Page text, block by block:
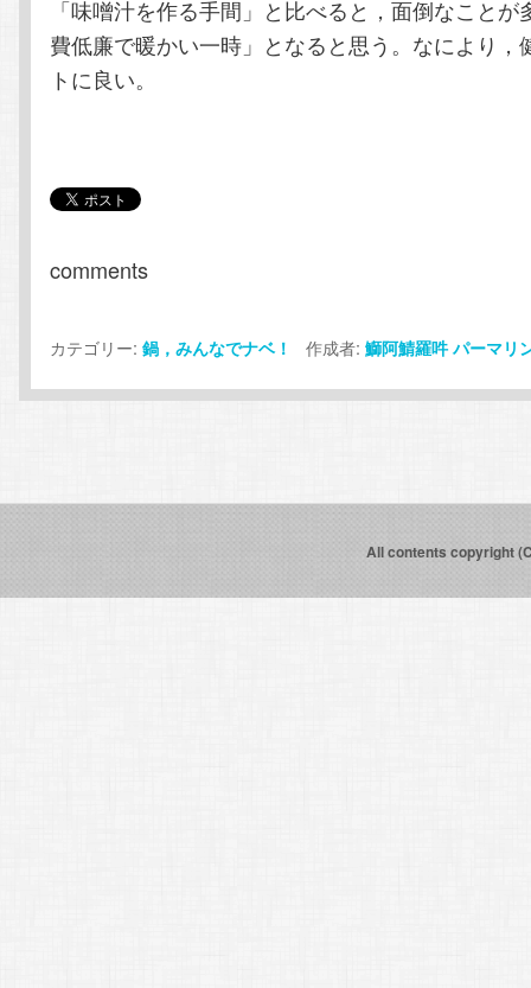
「味噌汁を作る手間」と比べると，面倒なこと
費低廉で暖かい一時」となると思う。なにより，
トに良い。
comments
カテゴリー:鍋，みんなでナベ！ 作成者:鰤阿鯖羅吽 パーマリ
All contents copyright